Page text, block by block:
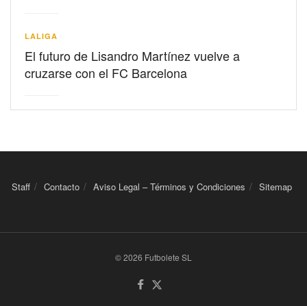
LALIGA
El futuro de Lisandro Martínez vuelve a
cruzarse con el FC Barcelona
Staff Contacto Aviso Legal – Términos y Condiciones Sitemap
© 2026 Futbolete SL